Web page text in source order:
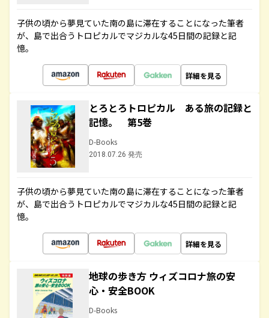
子供の頃から夢見ていた南の島に滞在することになった筆者
が、島で出合うトロピカルでマジカルな45日間の記録と記
憶。
詳細を見る
とろとろトロピカル ある旅の記録と
記憶。 第5巻
D-Books
2018.07.26 発売
子供の頃から夢見ていた南の島に滞在することになった筆者
が、島で出合うトロピカルでマジカルな45日間の記録と記
憶。
詳細を見る
地球の歩き方 ウィズコロナ旅の安
心・安全BOOK
D-Books